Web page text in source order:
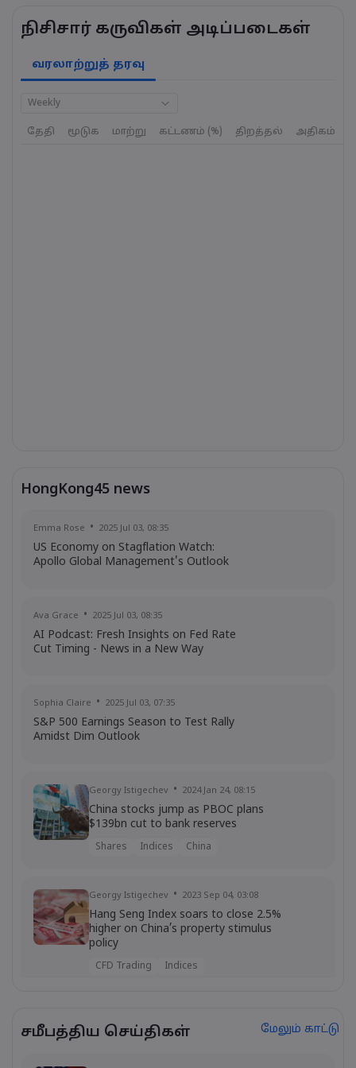
நிசிசார் கருவிகள் அடிப்படைகள்
வரலாற்றுத் தரவு
Weekly
தேதி மூடுக மாற்று கட்டணம் (%) திறத்தல் அதிகம்
HongKong45 news
Emma Rose 2025 Jul 03, 08:35
US Economy on Stagflation Watch:
Apollo Global Management's Outlook
Ava Grace 2025 Jul 03, 08:35
AI Podcast: Fresh Insights on Fed Rate
Cut Timing - News in a New Way
Sophia Claire 2025 Jul 03, 07:35
S&P 500 Earnings Season to Test Rally
Amidst Dim Outlook
Georgy Istigechev 2024 Jan 24, 08:15
China stocks jump as PBOC plans
$139bn cut to bank reserves
Shares Indices China
Georgy Istigechev 2023 Sep 04, 03:08
Hang Seng Index soars to close 2.5%
higher on China’s property stimulus
policy
CFD Trading Indices
Stocks rally, dollar offered, OPEC
சமீபத்திய செய்திகள் மேலும் காட்டு